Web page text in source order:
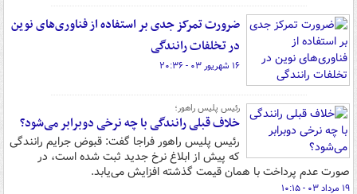
ضرورت تمرکز جدی‌ بر استفاده از فناوری‌های نوین
در تخلفات رانندگی
۱۶ شهریور ۰۳ - ۲۰:۳۶
رئیس پلیس راهور؛
خلاف قبلی رانندگی با چه نرخی دوبرابر می‌شود؟
رئیس پلیس راهور فراجا گفت: قبوض جرایم رانندگی
که پیش از ابلاغ نرخ جدید ثبت شده است، در
صورت عدم پرداخت با همان قیمت گذشته افزایش می‌یابد.
۱۹ مرداد ۰۳ - ۱۰:۱۵